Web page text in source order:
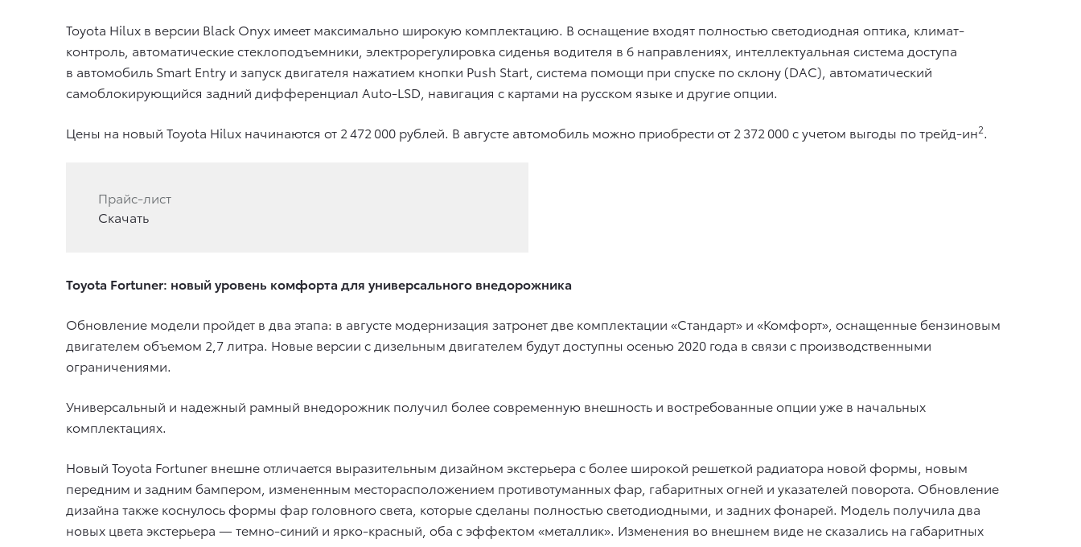
Toyota Hilux в версии Black Onyx имеет максимально широкую комплектацию. В оснащение входят полностью светодиодная оптика, климат-
контроль, автоматические стеклоподъемники, электрорегулировка сиденья водителя в 6 направлениях, интеллектуальная система доступа
в автомобиль Smart Entry и запуск двигателя нажатием кнопки Push Start, система помощи при спуске по склону (DAC), автоматический
самоблокирующийся задний дифференциал Auto-LSD, навигация с картами на русском языке и другие опции.
Цены на новый Toyota Hilux начинаются от 2 472 000 рублей. В августе автомобиль можно приобрести от 2 372 000 с учетом выгоды по трейд-ин2.
Прайс-лист
Скачать
Toyota Fortuner: новый уровень комфорта для универсального внедорожника
Обновление модели пройдет в два этапа: в августе модернизация затронет две комплектации «Стандарт» и «Комфорт», оснащенные бензиновым
двигателем объемом 2,7 литра. Новые версии с дизельным двигателем будут доступны осенью 2020 года в связи с производственными
ограничениями.
Универсальный и надежный рамный внедорожник получил более современную внешность и востребованные опции уже в начальных
комплектациях.
Новый Toyota Fortuner внешне отличается выразительным дизайном экстерьера с более широкой решеткой радиатора новой формы, новым
передним и задним бампером, измененным месторасположением противотуманных фар, габаритных огней и указателей поворота. Обновление
дизайна также коснулось формы фар головного света, которые сделаны полностью светодиодными, и задних фонарей. Модель получила два
новых цвета экстерьера — темно-синий и ярко-красный, оба с эффектом «металлик». Изменения во внешнем виде не сказались на габаритных